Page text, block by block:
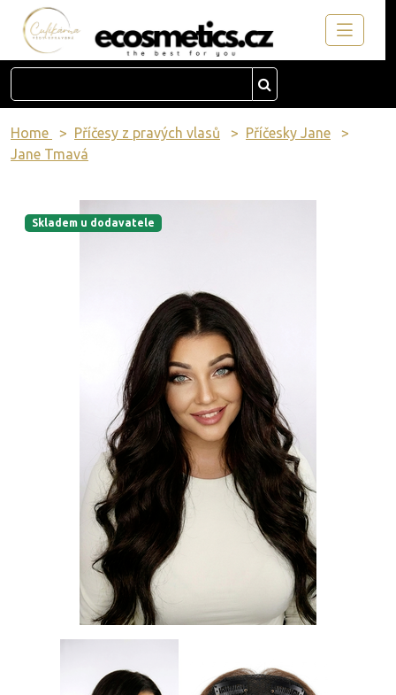
Home Příčesy z pravých vlasů
Příčesky Jane
Jane Tmavá
Skladem u dodavatele